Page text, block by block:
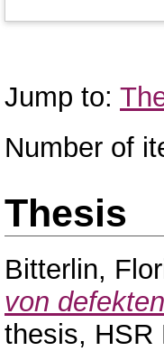
Jump to:
Number of
Thesis
Bitterlin,
von
thesis, HSR